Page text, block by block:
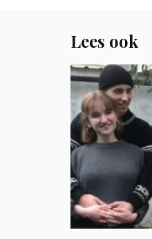
Lees ook